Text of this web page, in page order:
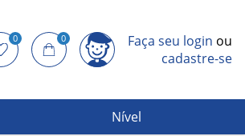
0 0 Faça seu login ou
cadastre-se
Nível